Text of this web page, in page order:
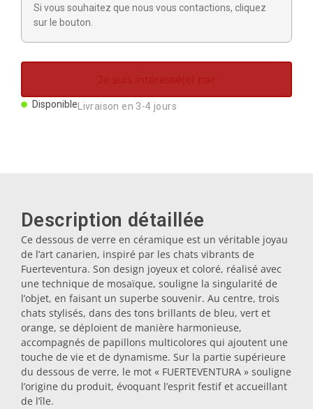
Aimants
Porte-clés
Mugs
Bouchons
Huiliers
Dessous-de-plat
Verres
Si vous souhaitez que nous vous contactions, cliquez
sur le bouton.
Je suis intéressé(e) par
DisponibleLivraison en 3-4 jours
Description détaillée
Ce dessous de verre en céramique est un véritable joyau
de l’art canarien, inspiré par les chats vibrants de
Fuerteventura. Son design joyeux et coloré, réalisé avec
une technique de mosaïque, souligne la singularité de
l’objet, en faisant un superbe souvenir. Au centre, trois
chats stylisés, dans des tons brillants de bleu, vert et
orange, se déploient de manière harmonieuse,
accompagnés de papillons multicolores qui ajoutent une
touche de vie et de dynamisme. Sur la partie supérieure
du dessous de verre, le mot « FUERTEVENTURA » souligne
l’origine du produit, évoquant l’esprit festif et accueillant
de l’île.